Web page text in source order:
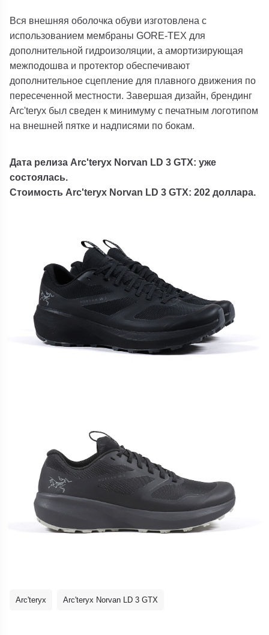
Вся внешняя оболочка обуви изготовлена ​​с
использованием мембраны GORE-TEX для
дополнительной гидроизоляции, а амортизирующая
межподошва и протектор обеспечивают
дополнительное сцепление для плавного движения по
пересеченной местности. Завершая дизайн, брендинг
Arc'teryx был сведен к минимуму с печатным логотипом
на внешней пятке и надписями по бокам.
Дата релиза Arc'teryx Norvan LD 3 GTX: уже
состоялась.
Стоимость Arc'teryx Norvan LD 3 GTX: 202 доллара.
Arc'teryx Arc'teryx Norvan LD 3 GTX